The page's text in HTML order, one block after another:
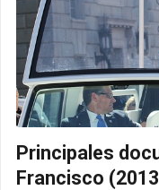
Principales
Francisco